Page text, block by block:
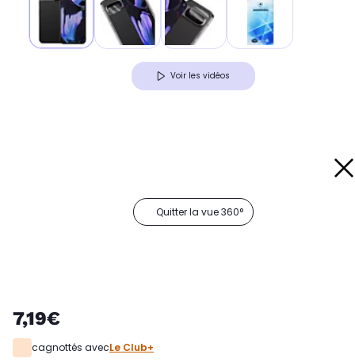
Voir les vidéos
Quitter la vue 360°
7,19€
cagnottés avecLe Club+